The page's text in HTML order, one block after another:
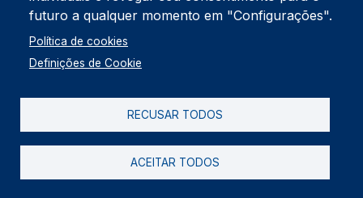
3830-556 Gafanha da Nazaré
Rodapé
Cookies
Política de Privacidade
futuro a qualquer momento em "Configurações".
Política de cookies
Definições de Cookie
RECUSAR TODOS
ACEITAR TODOS